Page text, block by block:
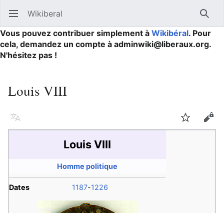
Ouvrir le menu principal Wikiberal
Vous pouvez contribuer simplement à Wikibéral. Pour
cela, demandez un compte à adminwiki@liberaux.org.
N'hésitez pas !
Louis VIII
Langue Suivre
Louis VIII
Homme politique
Dates 1187-1226